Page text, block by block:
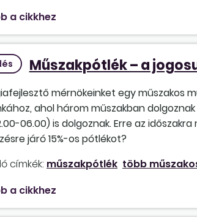
a cikkhez
Műszakpótlék – a
mérnökeinket egy műszakos
ahol három műszakban
06.00) is dolgoznak. Erre az
járó 15%-os pótlékot?
címkék: műszakpótlék több
a cikkhez